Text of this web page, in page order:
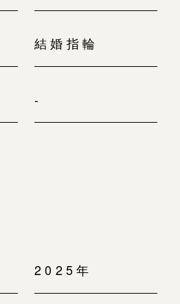
結婚指輪
-
2025年